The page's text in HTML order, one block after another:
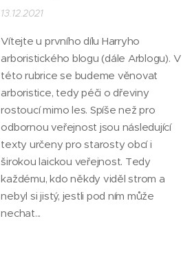
13.12.2021
Vítejte u prvního dílu Harryho
arboristického blogu (dále Arblogu). V
této rubrice se budeme věnovat
arboristice, tedy péči o dřeviny
rostoucí mimo les. Spíše než pro
odbornou veřejnost jsou následující
texty určeny pro starosty obcí i
širokou laickou veřejnost. Tedy
každému, kdo někdy viděl strom a
nebyl si jistý, jestli pod ním může
nechat...